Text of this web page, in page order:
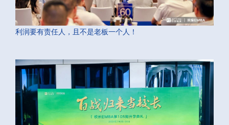
利润要有责任人，且不是老板一个人！